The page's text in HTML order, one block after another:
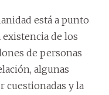
está a punto
de los
de personas
algunas
cuestionadas y la